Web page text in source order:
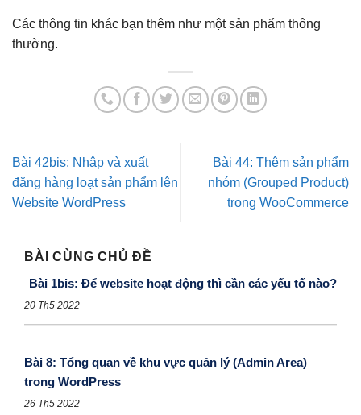
Các thông tin khác bạn thêm như một sản phẩm thông
thường.
Bài 42bis: Nhập và xuất
đăng hàng loạt sản phẩm lên
Website WordPress
Bài 44: Thêm sản phẩm
nhóm (Grouped Product)
trong WooCommerce
BÀI CÙNG CHỦ ĐỀ
Bài 1bis: Để website hoạt động thì cần các yếu tố nào?
20 Th5 2022
Bài 8: Tổng quan về khu vực quản lý (Admin Area)
trong WordPress
26 Th5 2022